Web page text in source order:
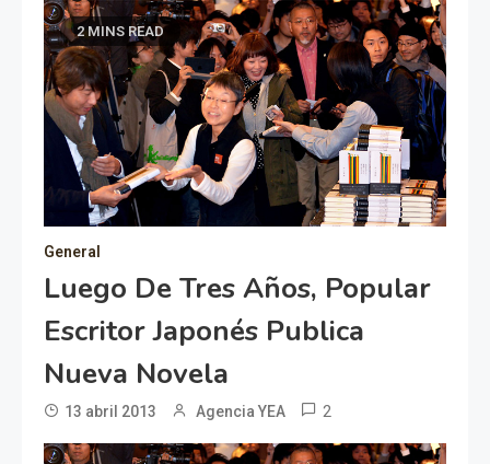
2 MINS READ
General
Luego De Tres Años, Popular
Escritor Japonés Publica
Nueva Novela
13 abril 2013 Agencia YEA 2